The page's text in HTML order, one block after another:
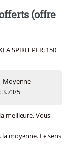
(offre
SPIRIT PER: 150
Moyenne
3.73/5
meilleure. Vous
moyenne. Le sens